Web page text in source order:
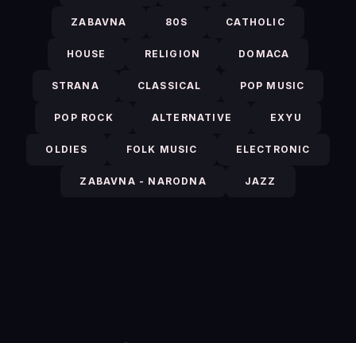
ZABAVNA 80S CATHOLIC
HOUSE RELIGION DOMACA
STRANA CLASSICAL POP MUSIC
POP ROCK ALTERNATIVE EXYU
OLDIES FOLK MUSIC ELECTRONIC
ZABAVNA - NARODNA JAZZ